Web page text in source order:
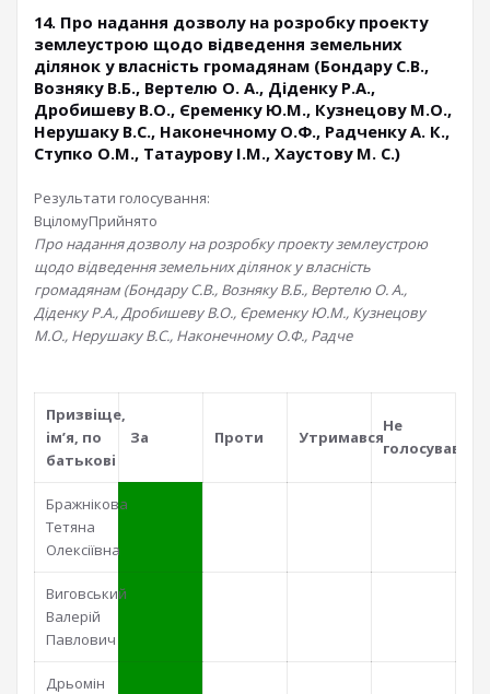
14. Про надання дозволу на розробку проекту
землеустрою щодо відведення земельних
ділянок у власність громадянам (Бондару С.В.,
Возняку В.Б., Вертелю О. А., Діденку Р.А.,
Дробишеву В.О., Єременку Ю.М., Кузнецову М.О.,
Нерушаку В.С., Наконечному О.Ф., Радченку А. К.,
Ступко О.М., Татаурову І.М., Хаустову М. С.)
Результати голосування:
ВціломуПрийнято
Про надання дозволу на розробку проекту землеустрою
щодо відведення земельних ділянок у власність
громадянам (Бондару С.В., Возняку В.Б., Вертелю О. А.,
Діденку Р.А., Дробишеву В.О., Єременку Ю.М., Кузнецову
М.О., Нерушаку В.С., Наконечному О.Ф., Радче
Призвiще,
iм’я, по
батьковi
За Проти Утримався
Не
голосував
Бражнікова
Тетяна
Олексіївна
Виговський
Валерій
Павлович
Дрьомін